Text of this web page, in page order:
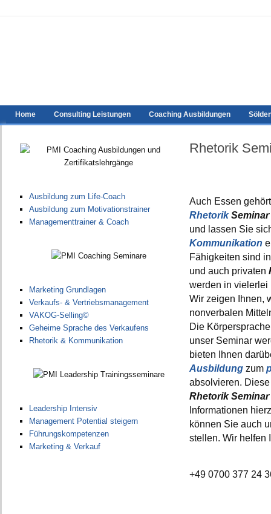
Home Consulting Leistungen Coaching Ausbildungen
Rhetorik
Auch Essen
Rhetorik Seminar
und lassen Sie
Kommunikation
Fähigkeiten sind
und auch privaten
werden in vielerlei
Wir zeigen Ihnen,
nonverbalen
Die
unser Seminar
bieten Ihnen
Ausbildung zum
absolvieren.
Rhetorik Seminar
Informationen
können Sie auch
stellen. Wir helfen
+49 0700 377 24
Ausbildung zum Life-Coach
Ausbildung zum Motivationstrainer
Managementtrainer & Coach
Marketing Grundlagen
Verkaufs- & Vertriebsmanagement
VAKOG-Selling©
Geheime Sprache des Verkaufens
Rhetorik & Kommunikation
Leadership Intensiv
Management Potential steigern
Führungskompetenzen
Marketing & Verkauf